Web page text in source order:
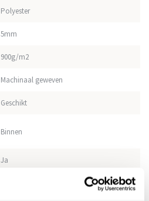
Polyester
5mm
900g/m2
Machinaal geweven
Geschikt
Binnen
Ja